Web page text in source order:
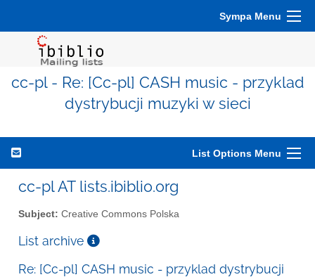
Sympa Menu
cc-pl - Re: [Cc-pl] CASH music - przyklad
dystrybucji muzyki w sieci
List Options Menu
cc-pl AT lists.ibiblio.org
Subject: Creative Commons Polska
List archive
Re: [Cc-pl] CASH music - przyklad dystrybucji